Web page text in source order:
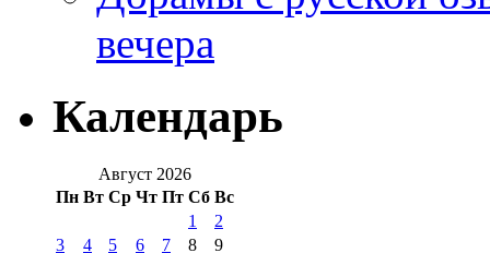
вечера
Календарь
Август 2026
Пн Вт Ср Чт Пт Сб Вс
1
2
3
4 5 6 7 8
9